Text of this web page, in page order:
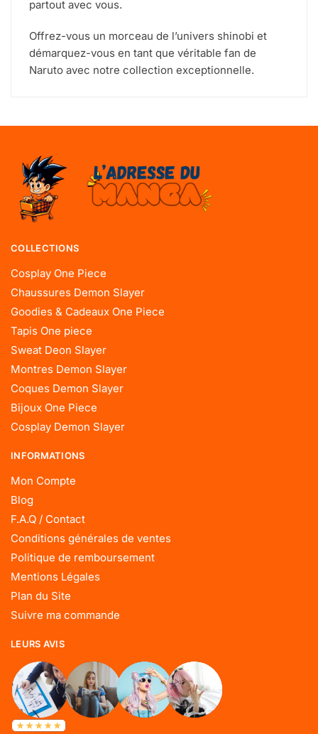
partout avec vous.
Offrez-vous un morceau de l’univers shinobi et
démarquez-vous en tant que véritable fan de
Naruto avec notre collection exceptionnelle.
COLLECTIONS
Cosplay One Piece
Chaussures Demon Slayer
Goodies & Cadeaux One Piece
Tapis One piece
Sweat Deon Slayer
Montres Demon Slayer
Coques Demon Slayer
Bijoux One Piece
Cosplay Demon Slayer
INFORMATIONS
Mon Compte
Blog
F.A.Q / Contact
Conditions générales de ventes
Politique de remboursement
Mentions Légales
Plan du Site
Suivre ma commande
LEURS AVIS